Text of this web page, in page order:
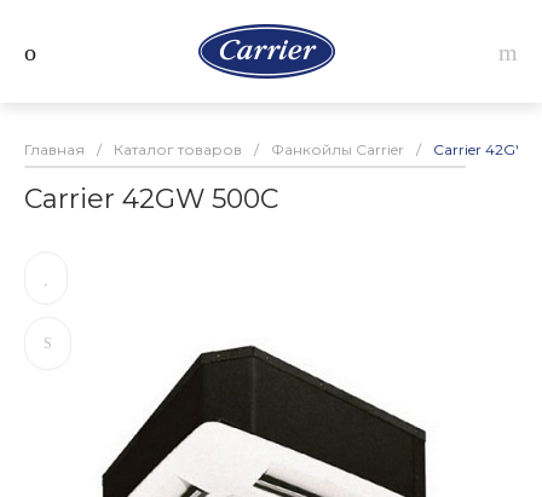
Главная / Каталог товаров / Фанкойлы Carrier / Carrier 42GW
Carrier 42GW 500C